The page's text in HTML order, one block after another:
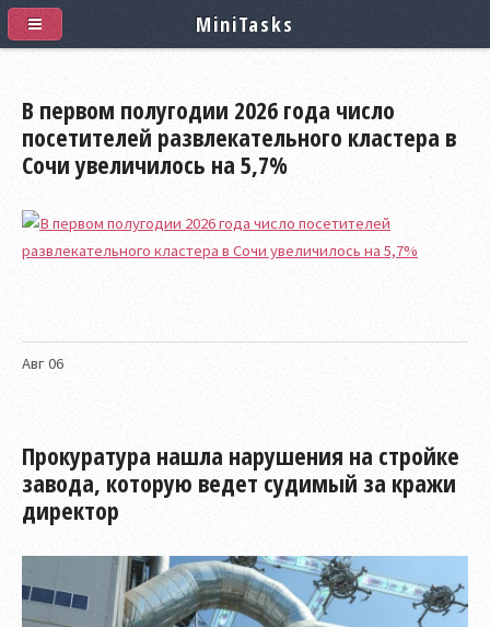
В первом полугодии 2026 года число
посетителей развлекательного кластера в
Сочи увеличилось на 5,7%
Авг06
Прокуратура нашла нарушения на стройке
завода, которую ведет судимый за кражи
директор
MiniTasks